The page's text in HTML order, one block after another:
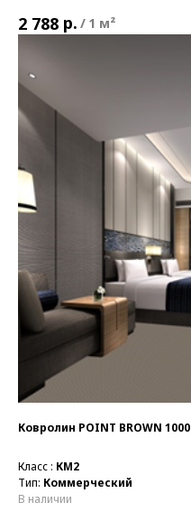
2 788 р. / 1 м²
Ковролин POINT BROWN 1000
Класс : КМ2
Тип: Коммерческий
В наличии